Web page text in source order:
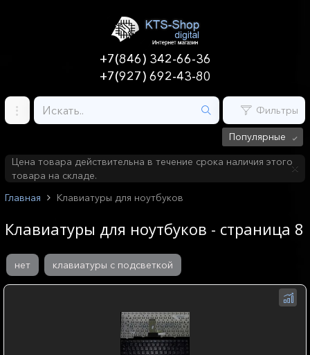
+7(846) 342-66-36
+7(927) 692-43-80
Фильтры
Популярные
Цена товара действительна в течение срока наличия этого
товара на складе.
Главная
Клавиатуры для ноутбуков
Клавиатуры для ноутбуков - страница 8
нет клавиатуры с подсветкой